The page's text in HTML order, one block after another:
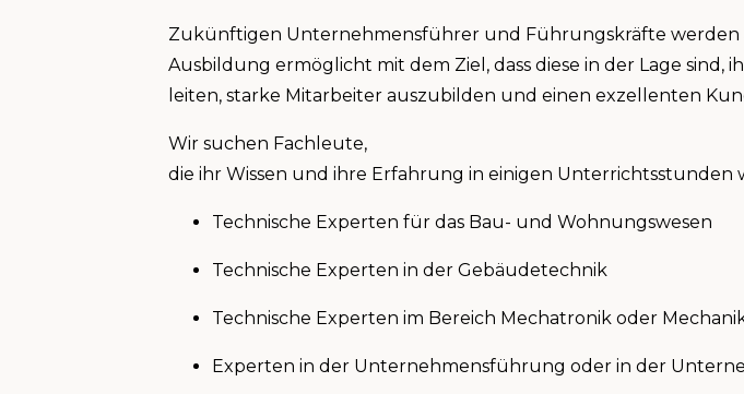
Zukünftigen Unternehmensführer und Führungskräfte werden
Ausbildung ermöglicht mit dem Ziel, dass diese in der Lage
leiten, starke Mitarbeiter auszubilden und einen exzellenten
Wir suchen Fachleute,
die ihr Wissen und ihre Erfahrung in einigen
Technische Experten für das Bau- und Wohnungswesen
Technische Experten in der Gebäudetechnik
Technische Experten im Bereich Mechatronik oder
Experten in der Unternehmensführung oder in der